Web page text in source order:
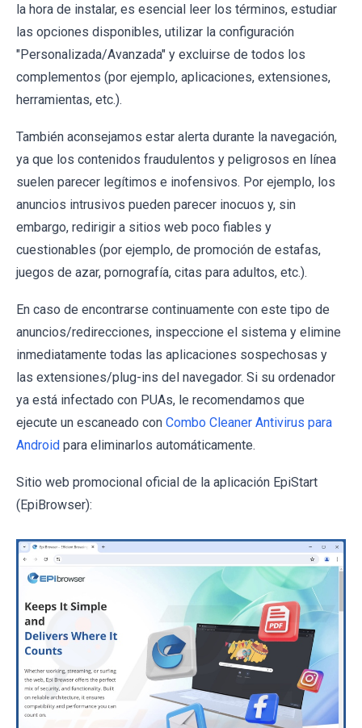
la hora de instalar, es esencial leer los términos, estudiar
las opciones disponibles, utilizar la configuración
"Personalizada/Avanzada" y excluirse de todos los
complementos (por ejemplo, aplicaciones, extensiones,
herramientas, etc.).
También aconsejamos estar alerta durante la navegación,
ya que los contenidos fraudulentos y peligrosos en línea
suelen parecer legítimos e inofensivos. Por ejemplo, los
anuncios intrusivos pueden parecer inocuos y, sin
embargo, redirigir a sitios web poco fiables y
cuestionables (por ejemplo, de promoción de estafas,
juegos de azar, pornografía, citas para adultos, etc.).
En caso de encontrarse continuamente con este tipo de
anuncios/redirecciones, inspeccione el sistema y elimine
inmediatamente todas las aplicaciones sospechosas y
las extensiones/plug-ins del navegador. Si su ordenador
ya está infectado con PUAs, le recomendamos que
ejecute un escaneado con Combo Cleaner Antivirus para
Android para eliminarlos automáticamente.
Sitio web promocional oficial de la aplicación EpiStart
(EpiBrowser):